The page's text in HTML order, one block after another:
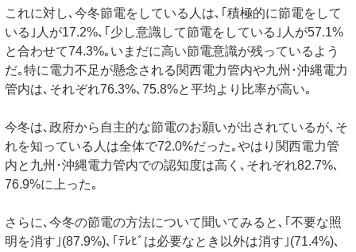
これに対し､今冬節電をしている人は､｢積極的に節電をして
いる｣人が17.2%､｢少し意識して節電をしている｣人が57.1%
と合わせて74.3%｡いまだに高い節電意識が残っているよう
だ｡特に電力不足が懸念される関西電力管内や九州･沖縄電力
管内は､それぞれ76.3%､75.8%と平均より比率が高い｡
今冬は､政府から自主的な節電のお願いが出されているが､そ
れを知っている人は全体で72.0%だった｡やはり関西電力管
内と九州･沖縄電力管内での認知度は高く､それぞれ82.7%､
76.9%に上った｡
さらに､今冬の節電の方法について聞いてみると､｢不要な照
明を消す｣(87.9%)､｢ﾃﾚﾋﾞは必要なとき以外は消す｣(71.4%)､